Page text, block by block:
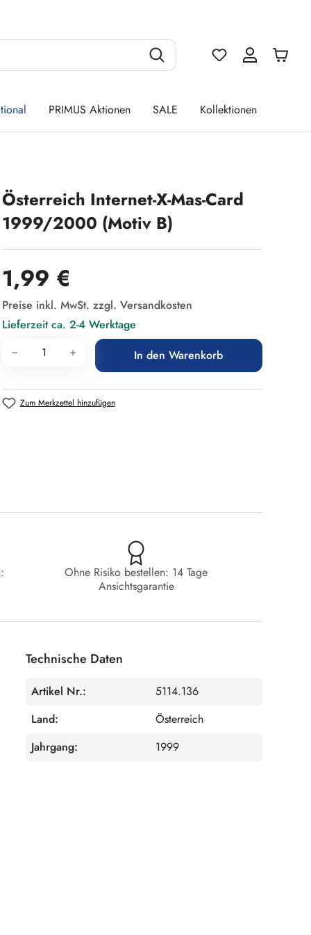
Du hast 0
PRIMUS Aktionen SALE Kollektionen
Österreich Internet-X-Mas-Card
1999/2000 (Motiv B)
Regulärer Preis:
1,99 €
Preise inkl. MwSt. zzgl. Versandkosten
Lieferzeit ca. 2-4 Werktage
Produkt Anzahl: Gib den gewünschten
In den Warenkorb
Zum Merkzettel hinzufügen
Ohne Risiko bestellen: 14 Tage
Ansichtsgarantie
Technische Daten
Artikel Nr.:
5114.136
Land:
Österreich
Jahrgang:
1999